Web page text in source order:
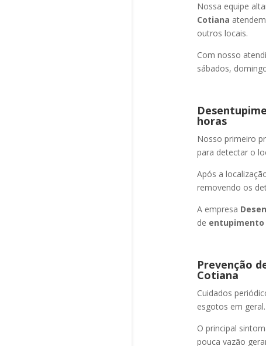
Nossa equipe
Cotiana
outros locais.
Com nosso
sábados,
horas
Nosso primeiro
para detectar o
Após a
removendo os
A empresa
de entupimento
Prevenção
Cotiana
Cuidados
esgotos em geral.
O principal
pouca vazão